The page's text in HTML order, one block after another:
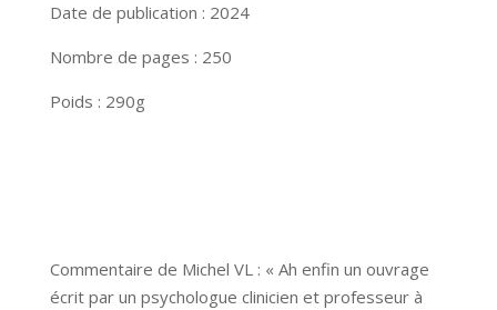
Date de publication : 2024
Nombre de pages : 250
Poids : 290g
Commentaire de Michel VL : « Ah enfin un ouvrage
écrit par un psychologue clinicien et professeur à